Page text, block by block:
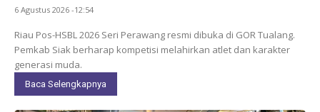
6 Agustus 2026 -12:54
Riau Pos-HSBL 2026 Seri Perawang resmi dibuka di GOR Tualang.
Pemkab Siak berharap kompetisi melahirkan atlet dan karakter
generasi muda.
Baca Selengkapnya